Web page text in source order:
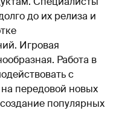
до их релиза и
Игровая
Работа в
с
передовой новых
популярных